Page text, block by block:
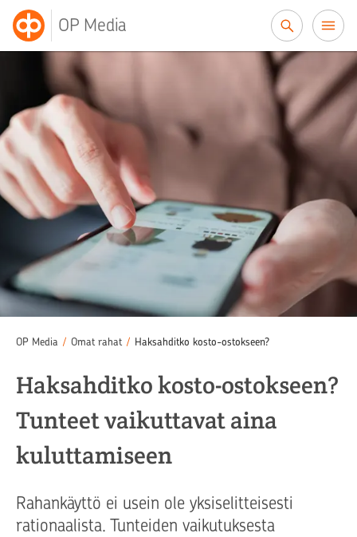
OP Media
OP Media / Omat rahat / Haksahditko kosto-ostokseen?
Haksahditko kosto-ostokseen?
Tunteet vaikuttavat aina
kuluttamiseen
Rahankäyttö ei usein ole yksiselitteisesti
rationaalista. Tunteiden vaikutuksesta